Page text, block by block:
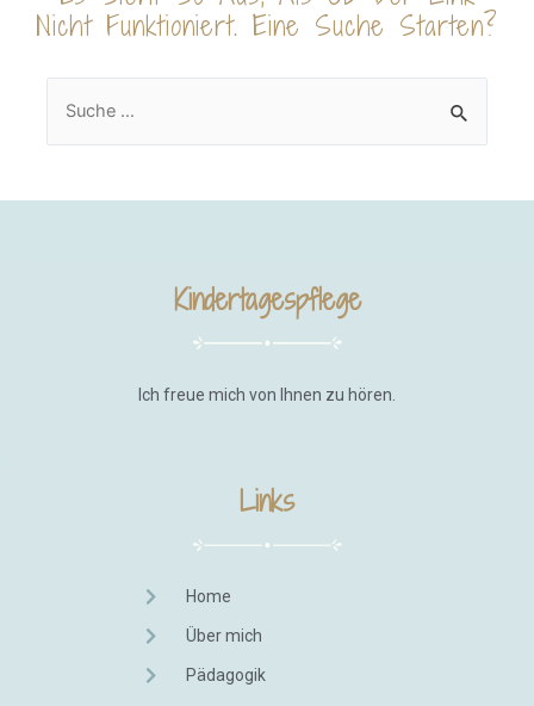
Nicht Funktioniert. Eine Suche Starten?
Kindertagespflege
Ich freue mich von Ihnen zu hören.
Links
Home
Über mich
Pädagogik